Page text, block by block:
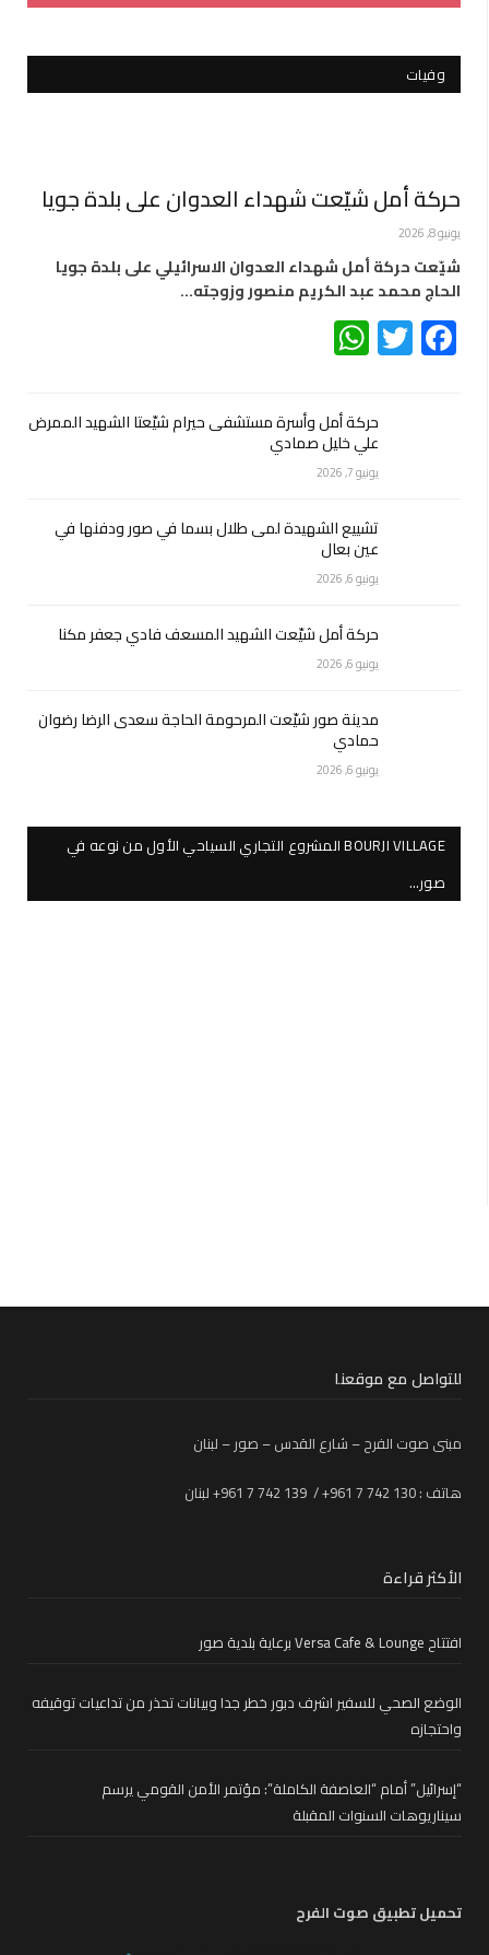
وفيات
حركة أمل شيّعت شهداء العدوان على بلدة جويا
يونيو 8, 2026
شيّعت حركة أمل شهداء العدوان الاسرائيلي على بلدة جويا
الحاج محمد عبد الكريم منصور وزوجته…
Facebook
Twitter
حركة أمل وأسرة مستشفى حيرام شيّعتا الشهيد الممرض
علي خليل صمادي
يونيو 7, 2026
تشييع الشهيدة لمى طلال بسما في صور ودفنها في
عين بعال
يونيو 6, 2026
حركة أمل شيّعت الشهيد المسعف فادي جعفر مكنا
يونيو 6, 2026
مدينة صور شيّعت المرحومة الحاجة سعدى الرضا رضوان
حمادي
يونيو 6, 2026
BOURJI VILLAGE المشروع التجاري السياحي الأول من نوعه في
صور…
للتواصل مع موقعنا
مبنى صوت الفرح – شارع القدس – صور – لبنان
هاتف : 130 742 7 961+ / 139 742 7 961+ لبنان
الأكثر قراءة
افتتاح Versa Cafe & Lounge برعاية بلدية صور
الوضع الصحي للسفير اشرف دبور خطر جدا وبيانات تحذر من تداعيات توقيفه
واحتجازه
“إسرائيل” أمام “العاصفة الكاملة”: مؤتمر الأمن القومي يرسم
سيناريوهات السنوات المقبلة
تحميل تطبيق صوت الفرح